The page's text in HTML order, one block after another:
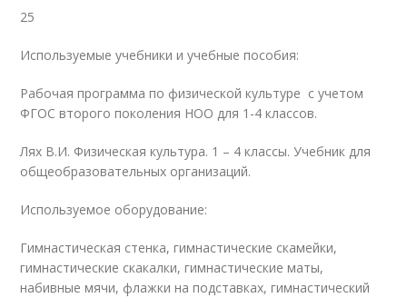
25
Используемые учебники и учебные пособия:
Рабочая программа по физической культуре с учетом
ФГОС второго поколения НОО для 1-4 классов.
Лях В.И. Физическая культура. 1 – 4 классы. Учебник для
общеобразовательных организаций.
Используемое оборудование:
Гимнастическая стенка, гимнастические скамейки,
гимнастические скакалки, гимнастические маты,
набивные мячи, флажки на подставках, гимнастический